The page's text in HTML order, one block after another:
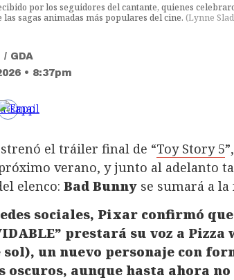
por los seguidores del cantante, quienes
sagas animadas más populares del cine. (Lynne
GDA
• 8:37pm
el tráiler final de “Toy Story 5
verano, y junto al adelanto
elenco: Bad Bunny se sumará a
sociales, Pixar confirmó
prestará su voz a Pizza
sol), un nuevo personaje con
oscuros, aunque hasta ahora